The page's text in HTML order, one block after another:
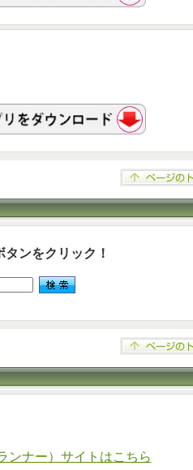
タンをクリック！
ンナー）サイトはこちら